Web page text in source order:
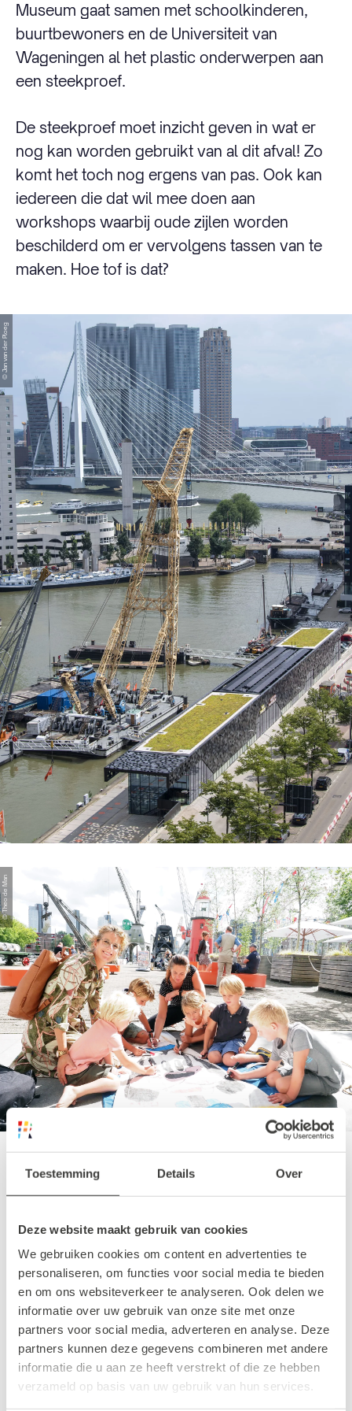
Toestemming Details Over
Deze website maakt gebruik van cookies
We gebruiken cookies om content en advertenties te
personaliseren, om functies voor social media te bieden
en om ons websiteverkeer te analyseren. Ook delen we
informatie over uw gebruik van onze site met onze
partners voor social media, adverteren en analyse. Deze
partners kunnen deze gegevens combineren met andere
informatie die u aan ze heeft verstrekt of die ze hebben
verzameld op basis van uw gebruik van hun services.
Museum gaat samen met schoolkinderen,
buurtbewoners en de Universiteit van
Wageningen al het plastic onderwerpen aan
een steekproef.
De steekproef moet inzicht geven in wat er
nog kan worden gebruikt van al dit afval! Zo
komt het toch nog ergens van pas. Ook kan
iedereen die dat wil mee doen aan
workshops waarbij oude zijlen worden
beschilderd om er vervolgens tassen van te
maken. Hoe tof is dat?
© Jan van der Ploeg
© Theo de Man
Schepen te gast
Tijdens het Maritiem Festival ligt de haven
elke dag vol met de meest bijzondere
schepen die speciaal voor het festival een
kijkje komen nemen in de Rotterdamse
haven.
Zo komt Time is Money, de laatste